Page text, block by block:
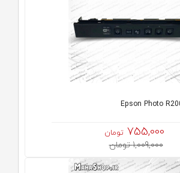
755,000 تومان
1,009,000 تومان